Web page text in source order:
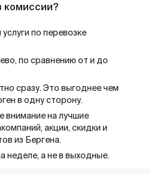
комиссии?
по перевозке
по сравнению от и до
сразу. Это выгоднее чем
в одну сторону.
внимание на лучшие
акции, скидки и
из Бергена.
неделе, а не в выходные.